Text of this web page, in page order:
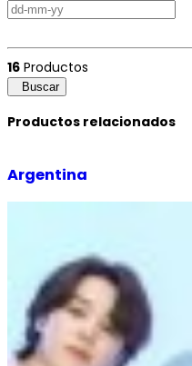
16 Productos
Buscar
Productos relacionados
Argentina